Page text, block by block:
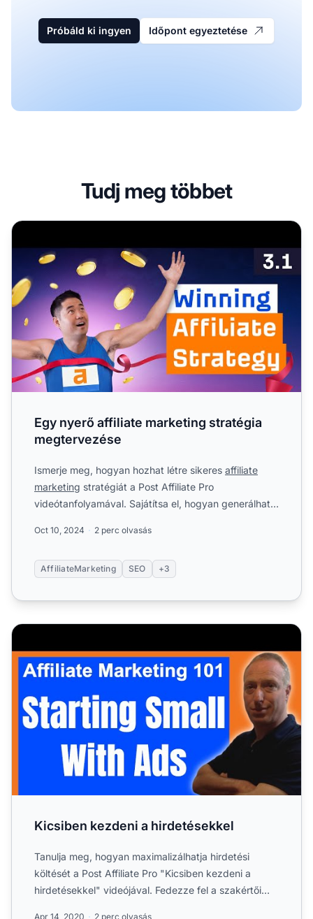
Próbáld ki ingyen Időpont egyeztetése
Tudj meg többet
Egy nyerő affiliate marketing stratégia megtervezése
Egy nyerő affiliate marketing stratégia
megtervezése
Ismerje meg, hogyan hozhat létre sikeres affiliate
marketing stratégiát a Post Affiliate Pro
videótanfolyamával. Sajátítsa el, hogyan generálhat
Oct 10, 2024 2 perc olvasás
AffiliateMarketing SEO +3
Kicsiben kezdeni a hirdetésekkel
Kicsiben kezdeni a hirdetésekkel
Tanulja meg, hogyan maximalizálhatja hirdetési
költését a Post Affiliate Pro "Kicsiben kezdeni a
hirdetésekkel" videójával. Fedezze fel a szakértői
Apr 14, 2020 2 perc olvasás